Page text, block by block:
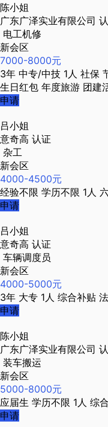
陈小姐
广东广泽实业有限公司
电工机修
新会区
7000-8000元
3年 中专/中技 1人 社保
生日红包 年度旅游 团建
申请
吕小姐
意奇高 认证
杂工
新会区
4000-4500元
经验不限 学历不限 1人
申请
吕小姐
意奇高 认证
车辆调度员
新会区
4000-5000元
3年 大专 1人 综合补贴
申请
陈小姐
广东广泽实业有限公司
装车搬运
新会区
5000-8000元
应届生 学历不限 1人 综
申请